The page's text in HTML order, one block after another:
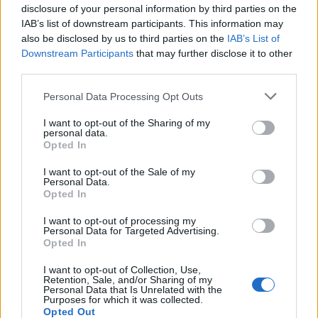
disclosure of your personal information by third parties on the
IAB’s list of downstream participants. This information may
also be disclosed by us to third parties on the IAB’s List of
Downstream Participants that may further disclose it to other
Personal Data Processing Opt Outs
I want to opt-out of the Sharing of my
personal data.
Opted In
I want to opt-out of the Sale of my
Personal Data.
Opted In
I want to opt-out of processing my
Personal Data for Targeted Advertising.
Opted In
I want to opt-out of Collection, Use,
Retention, Sale, and/or Sharing of my
Personal Data that Is Unrelated with the
Purposes for which it was collected.
Opted Out
04:00) με τουςΛος Άντζελες Κλίπερς
στο
«EnergySolutions Arena», αλλά ο Αλέκ Μπαρκς
αποκλείστηκε λόγω μικροτραυματισμού στον
αριστερό ώμο, ενώ στο περιθώριο παραμένει ο
Κάρικ Φέκιξ (ώμος). Αντίθετα,ο rookie Ρόντνι